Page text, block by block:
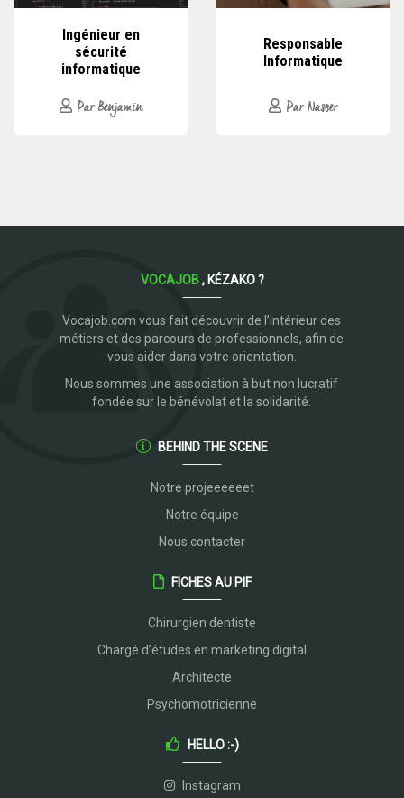
Ingénieur en
sécurité
informatique
Par Benjamin
Responsable
Informatique
Par Nasser
VOCAJOB, KÉZAKO ?
Vocajob.com vous fait découvrir de l’intérieur des
métiers et des parcours de professionnels, afin de
vous aider dans votre orientation.
Nous sommes une association à but non lucratif
fondée sur le bénévolat et la solidarité.
BEHIND THE SCENE
Notre projeeeeeet
Notre équipe
Nous contacter
FICHES AU PIF
Chirurgien dentiste
Chargé d’études en marketing digital
Architecte
Psychomotricienne
HELLO :-)
Instagram